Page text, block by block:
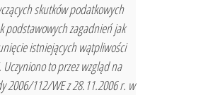
skutków podatkowych
podstawowych zagadnień jak
istniejących wątpliwości
to przez wzgląd na
2006/112/WE z 28.11.2006 r. w